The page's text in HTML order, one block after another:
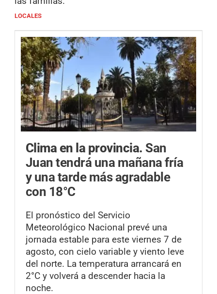
LOCALES
Clima en la provincia. San
Juan tendrá una mañana fría
y una tarde más agradable
con 18°C
El pronóstico del Servicio
Meteorológico Nacional prevé una
jornada estable para este viernes 7 de
agosto, con cielo variable y viento leve
del norte. La temperatura arrancará en
2°C y volverá a descender hacia la
noche.